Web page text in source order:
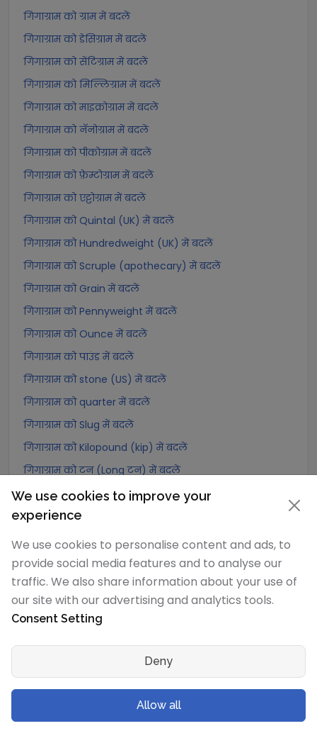
गिगाग्राम को ग्राम में बदलें
गिगाग्राम को डेसिग्राम में बदलें
गिगाग्राम को सेंटिग्राम में बदलें
गिगाग्राम को मिल्लिग्राम में बदलें
गिगाग्राम को माइक्रोग्राम में बदलें
गिगाग्राम को नॅनोग्राम में बदलें
गिगाग्राम को पीकोग्राम में बदलें
गिगाग्राम को फ़ेम्टोग्राम में बदलें
गिगाग्राम को एट्टोग्राम में बदलें
गिगाग्राम को Quintal (UK) में बदलें
गिगाग्राम को Hundredweight (UK) में बदलें
गिगाग्राम को Scruple (apothecary) में बदलें
गिगाग्राम को Grain में बदलें
गिगाग्राम को Pennyweight में बदलें
गिगाग्राम को Ounce में बदलें
गिगाग्राम को पाउंड में बदलें
गिगाग्राम को stone (US) में बदलें
गिगाग्राम को quarter में बदलें
गिगाग्राम को Slug में बदलें
गिगाग्राम को Kilopound (kip) में बदलें
गिगाग्राम को टन (Long टन) में बदलें
गिगाग्राम को US टन (Short टन) में बदलें
गिगाग्राम को Tonne (Metric टन) में बदलें
गिगाग्राम को Quintal (metric) में बदलें
गिगाग्राम को Hundredweight (metric) में बदलें
गिगाग्राम को Kiloton (metric) में बदलें
गिगाग्राम को Carat में बदलें
गिगाग्राम को Atomic mass unit में बदलें
गिगाग्राम को Dalton में बदलें
गिगाग्राम को Planck mass में बदलें
गिगाग्राम को Electron mass (rest) में बदलें
We use cookies to improve your
experience
We use cookies to personalise content and ads, to
provide social media features and to analyse our
traffic. We also share information about your use of
our site with our advertising and analytics tools.
Consent Setting
Deny
Allow all